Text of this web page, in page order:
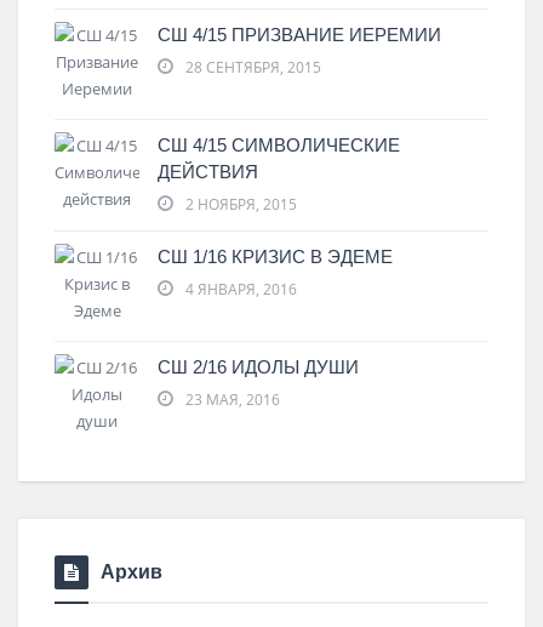
СШ 4/15 ПРИЗВАНИЕ ИЕРЕМИИ
28 СЕНТЯБРЯ, 2015
СШ 4/15 СИМВОЛИЧЕСКИЕ
ДЕЙСТВИЯ
2 НОЯБРЯ, 2015
СШ 1/16 КРИЗИС В ЭДЕМЕ
4 ЯНВАРЯ, 2016
СШ 2/16 ИДОЛЫ ДУШИ
23 МАЯ, 2016
Архив